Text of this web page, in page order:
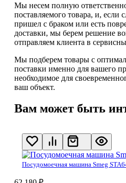
Мы несем полную
поставляемого товара, и, если
пришел с браком или есть
доставки, мы берем решение
отправляем клиента в
Мы подберем товары с
поставки именно для вашего
необходимое для
ваш объект.
Вам может быть
Посудомоечная машина Smeg